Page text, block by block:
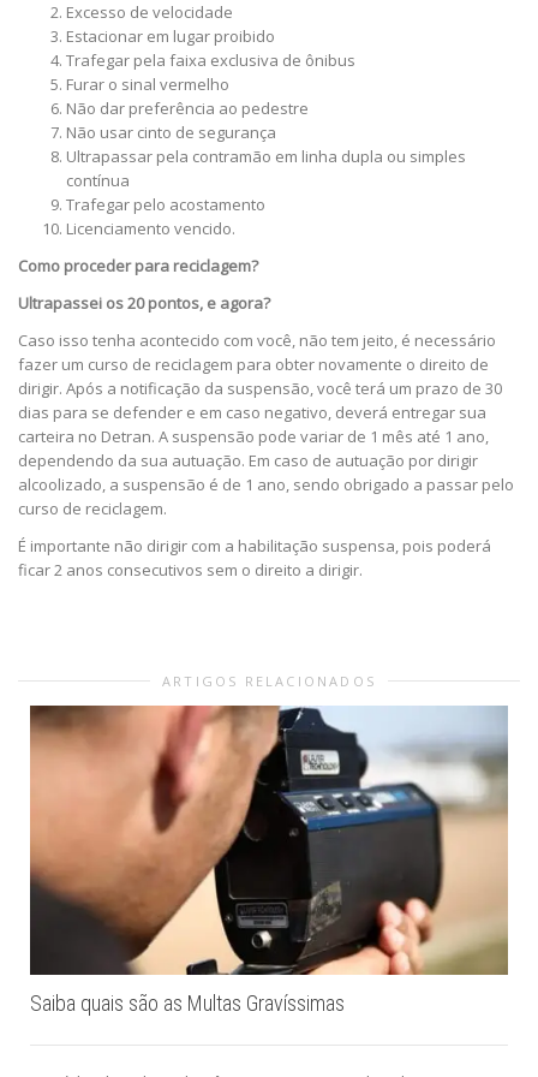
Excesso de velocidade
Estacionar em lugar proibido
Trafegar pela faixa exclusiva de ônibus
Furar o sinal vermelho
Não dar preferência ao pedestre
Não usar cinto de segurança
Ultrapassar pela contramão em linha dupla ou simples
contínua
Trafegar pelo acostamento
Licenciamento vencido.
Como proceder para reciclagem?
Ultrapassei os 20 pontos, e agora?
Caso isso tenha acontecido com você, não tem jeito, é necessário
fazer um curso de reciclagem para obter novamente o direito de
dirigir. Após a notificação da suspensão, você terá um prazo de 30
dias para se defender e em caso negativo, deverá entregar sua
carteira no Detran. A suspensão pode variar de 1 mês até 1 ano,
dependendo da sua autuação. Em caso de autuação por dirigir
alcoolizado, a suspensão é de 1 ano, sendo obrigado a passar pelo
curso de reciclagem.
É importante não dirigir com a habilitação suspensa, pois poderá
ficar 2 anos consecutivos sem o direito a dirigir.
ARTIGOS RELACIONADOS
Saiba quais são as Multas Gravíssimas